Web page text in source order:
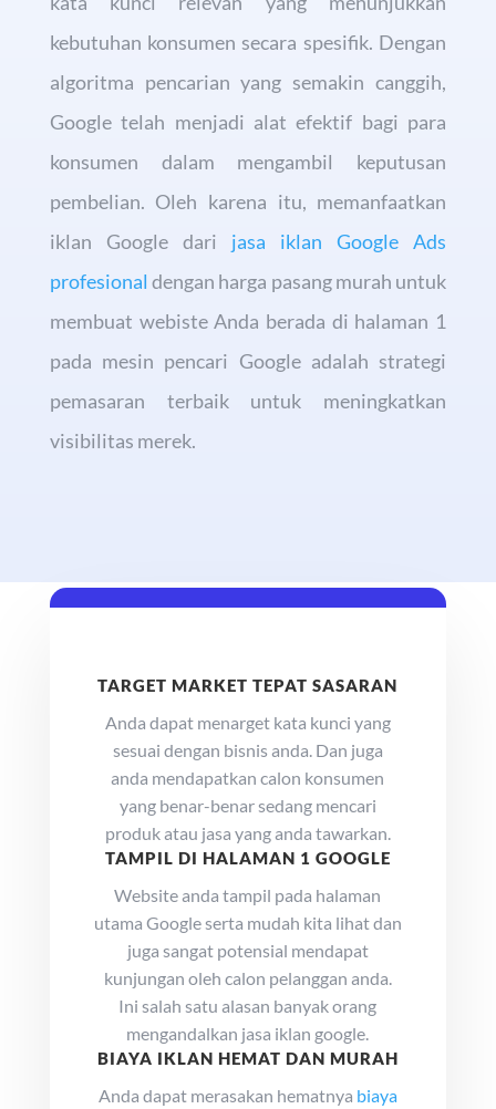
kebutuhan konsumen secara spesifik. Dengan
algoritma pencarian yang semakin canggih,
Google telah menjadi alat efektif bagi para
konsumen dalam mengambil keputusan
pembelian. Oleh karena itu, memanfaatkan
iklan Google dari jasa iklan Google Ads
profesional dengan harga pasang murah untuk
membuat webiste Anda berada di halaman 1
pada mesin pencari Google adalah strategi
pemasaran terbaik untuk meningkatkan
visibilitas merek.
TARGET MARKET TEPAT SASARAN
Anda dapat menarget kata kunci yang
sesuai dengan bisnis anda. Dan juga
anda mendapatkan calon konsumen
yang benar-benar sedang mencari
produk atau jasa yang anda tawarkan.
TAMPIL DI HALAMAN 1 GOOGLE
Website anda tampil pada halaman
utama Google serta mudah kita lihat dan
juga sangat potensial mendapat
kunjungan oleh calon pelanggan anda.
Ini salah satu alasan banyak orang
mengandalkan jasa iklan google
BIAYA IKLAN HEMAT DAN MURAH
Anda dapat merasakan hematnya biaya